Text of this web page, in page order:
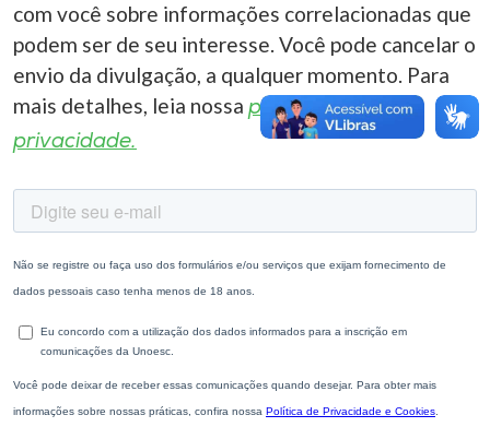
com você sobre informações correlacionadas que
podem ser de seu interesse. Você pode cancelar o
envio da divulgação, a qualquer momento. Para
mais detalhes, leia nossa política de
privacidade.